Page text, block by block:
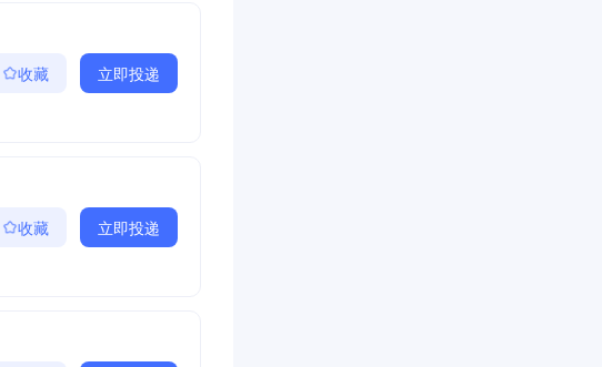
收藏 立即投递
收藏 立即投递